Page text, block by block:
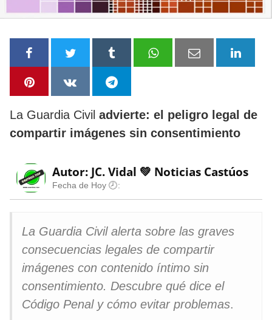
La Guardia Civil advierte: el peligro legal de
compartir imágenes sin consentimiento
Autor: JC. Vidal 💚 Noticias Castúos
Fecha de Hoy 🕗:
La Guardia Civil alerta sobre las graves
consecuencias legales de compartir
imágenes con contenido íntimo sin
consentimiento. Descubre qué dice el
Código Penal y cómo evitar problemas.